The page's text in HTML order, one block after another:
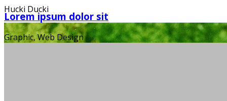
Hucki Ducki
Lorem ipsum dolor sit
Graphic, Web Design